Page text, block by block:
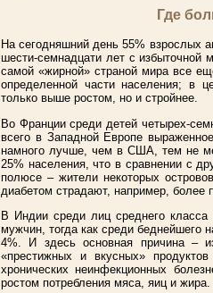
Где
На сегодняшний день 55% взрослых
шести-семнадцати лет с
самой «жирной» страной мира все
определенной части населения; в
только выше ростом, но и стройнее.
Во Франции среди детей четырех-
всего в Западной Европе
намного лучше, чем в США, тем не
25% населения, что в сравнении с
полюсе – жители некоторых
диабетом страдают, например, более
В Индии среди лиц среднего
мужчин, тогда как среди беднейшего
4%. И здесь основная причина –
«престижных и вкусных»
хронических неинфекционных
ростом потребления мяса, яиц и жира.